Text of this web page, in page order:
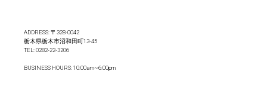
ADDRESS: 〒328-0042
栃木県栃木市沼和田町13-45
TEL:0282-22-3206
BUSINESS HOURS: 10:00am~6:00pm